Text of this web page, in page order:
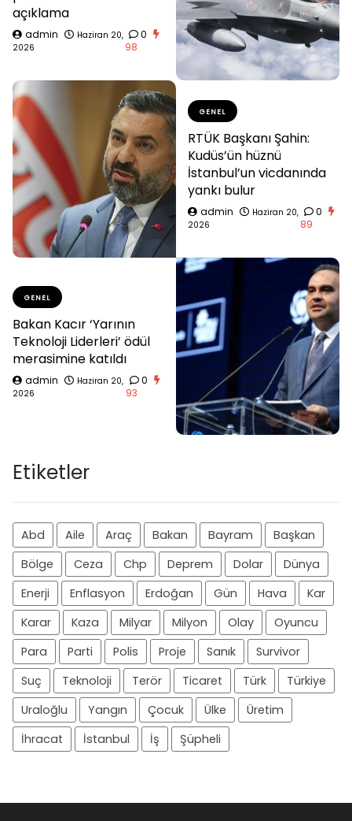
açıklama
admin
Haziran 20,
2026
0
98
GENEL
RTÜK Başkanı Şahin:
Kudüs’ün hüznü
İstanbul’un vicdanında
yankı bulur
admin
Haziran 20,
2026
0
89
GENEL
Bakan Kacır ‘Yarının
Teknoloji Liderleri’ ödül
merasimine katıldı
admin
Haziran 20,
2026
0
93
Etiketler
Abd Aile Araç Bakan Bayram
Başkan
Bölge
Ceza Chp Deprem Dolar
Dünya
Enerji
Enflasyon Erdoğan Gün Hava
Kar
Karar
Kaza Milyar Milyon Olay
Oyuncu
Para
Parti Polis Proje Sanık
Survivor
Suç
Teknoloji Terör Ticaret Türk
Türkiye
Uraloğlu
Yangın Çocuk Ülke
Üretim
İhracat
İstanbul İş Şüpheli